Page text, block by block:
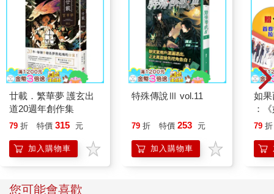
坊間各式各樣育兒的書很多，父母在選購時，以有科學證據的為
主，不要愛他反而害了他。
從小教孩子背古詩古文，有益處嗎？
孩子還不認識字，也不能理解古詩文的意思，讓他背誦對他的大
腦發展有作用嗎？如果有益，多大開始背合適？古詩文選擇有講
究嗎？讓孩子背古詩的時候，需不需要給他解釋意思呢？《三字
經》、《弟子規》都是先人留下教育孩子規矩的好書，讀這些書
不是問題，問題是要多小的小孩去讀它？古人是六歲左右進私
塾，等於我們現在的小學一年級，所以如果教六歲孩子念這些書
是沒有問題的。
廿載．繁華夢 護玄出
道20週年創作集
79 折 特價 315 元
加入購物車
特殊傳說Ⅲ vol.11
79 折 特價 253 元
加入購物車
如
：
喵
79 折
您可能會喜歡